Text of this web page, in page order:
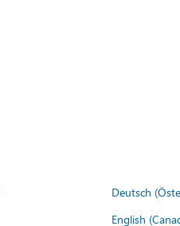
Deutsch
English